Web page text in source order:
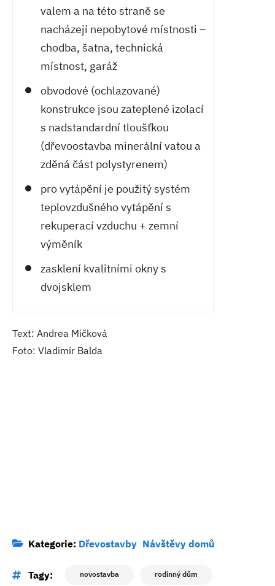
valem a na této straně se
nacházejí nepobytové místnosti –
chodba, šatna, technická
místnost, garáž
obvodové (ochlazované)
konstrukce jsou zateplené izolací
s nadstandardní tloušťkou
(dřevoostavba minerální vatou a
zděná část polystyrenem)
pro vytápění je použitý systém
teplovzdušného vytápění s
rekuperací vzduchu + zemní
výměník
zasklení kvalitními okny s
dvojsklem
Text: Andrea Mičková
Foto: Vladimír Balda
Kategorie: Dřevostavby Návštěvy domů
Tagy: novostavba rodinný dům